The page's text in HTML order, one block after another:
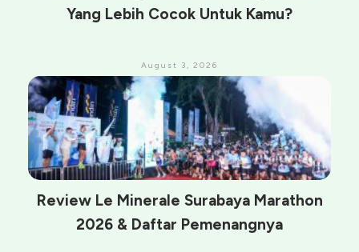
Yang Lebih Cocok Untuk Kamu?
August 3, 2026
Review Le Minerale Surabaya Marathon
2026 & Daftar Pemenangnya